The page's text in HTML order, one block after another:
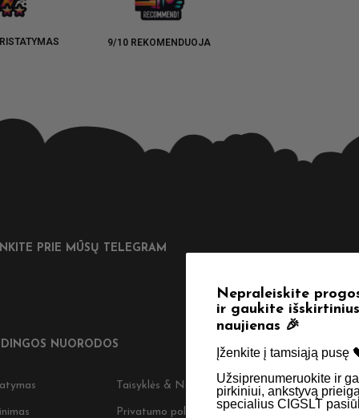
9/10 REKOMENDUOJA
PRIE MŪSŲ TELEGRAM
NUORODOS
Taisyklės & Nuostatos
Privatumo politika
Nepraleiskite progos! Užsiprenumeruokite
ir gaukite išskirtinius pasiūlymus bei
Užsiprenumeruokite ir gaukite 5 % nuolaidą kitam
pirkiniui, ankstyvą prieigą prie naujienų bei
specialius CIGSLT pasiūlymus. ​